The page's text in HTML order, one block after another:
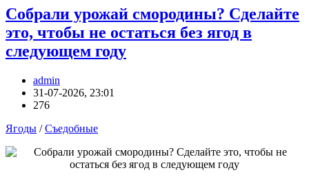
Собрали урожай смородины? Сделайте
это, чтобы не остаться без ягод в
следующем году
admin
31-07-2026, 23:01
276
Ягоды /Съедобные